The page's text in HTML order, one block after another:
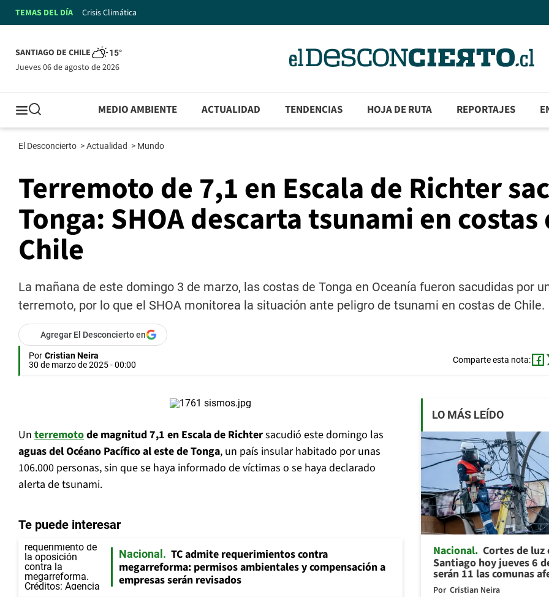
TEMAS DEL DÍA Crisis Climática
SANTIAGO DE CHILE 15°
jueves 06 de agosto de 2026
MEDIO AMBIENTE ACTUALIDAD TENDENCIAS HOJA DE RUTA REPORTAJES
El Desconcierto >Actualidad > Mundo
Terremoto de 7,1 en Escala de Richter
Tonga: SHOA descarta tsunami en costas
Chile
La mañana de este domingo 3 de marzo, las costas de Tonga en Oceanía fueron sacudidas por
terremoto, por lo que el SHOA monitorea la situación ante peligro de tsunami en costas de Chile.
Agregar El Desconcierto en
Por Cristian Neira
30 de marzo de 2025 - 00:00
Comparte esta nota:
Un terremotode magnitud 7,1 en Escala de Richtersacudió este domingo las
aguas del Océano Pacífico al este de Tonga, un país insular habitado por unas
106.000 personas, sin que se haya informado de víctimas o se haya declarado
alerta de tsunami.
Te puede interesar
Nacional
TC admite requerimientos contra
megarreforma: permisos ambientales y compensación a
empresas serán revisados
LO MÁS LEÍDO
Nacional Cortes de luz
Santiago hoy jueves 6
serán 11 las comunas
Por Cristian Neira